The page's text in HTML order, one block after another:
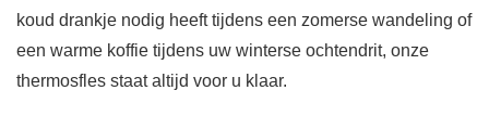
koud drankje nodig heeft tijdens een zomerse wandeling of
een warme koffie tijdens uw winterse ochtendrit, onze
thermosfles staat altijd voor u klaar.